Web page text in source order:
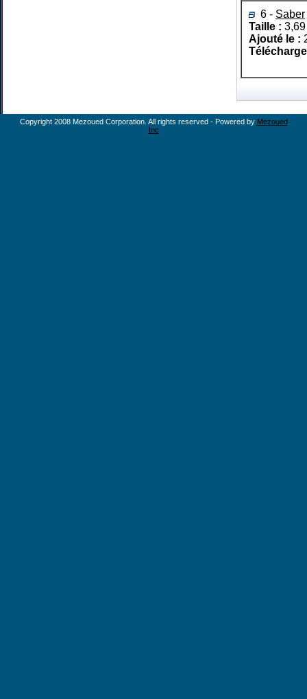
6 - Saber
Taille :
Ajouté le :
Copyright 2008 Mezoued Corporation. All rights reserved - Powered by Mezoued
Inc